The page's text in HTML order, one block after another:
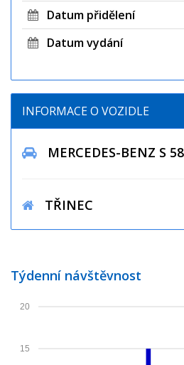
Datum přidělení
Datum vydání
INFORMACE O VOZIDLE
MERCEDES-BENZ S
TŘINEC
Týdenní návštěvnost
15
20